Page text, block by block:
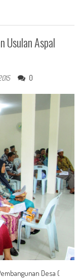
Usulan Aspal
0
Desa (